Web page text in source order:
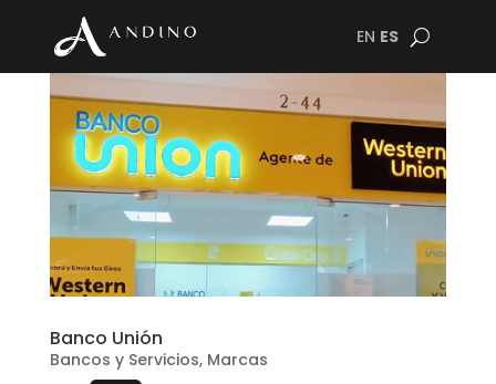
EN ES
Banco Unión
Bancos y Servicios, Marcas